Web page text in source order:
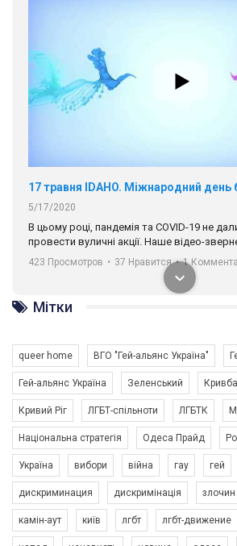
5/17/2020
В цьому році, пандемія та COVІD-19 не
провести вуличні акції. Наше відео-
навіть коли ми у різних містах та не
разом. Ми закликаємо всіх хто поділяє
солідарності, приєднатися до нас.
ГАУ є в 16 областях України.
Разом наш голос лунає гучніше!
423 Просмотров • 37 Нравится • 1
6/30/2017
Емоційний та вражаючий промо-ролік на
Мітки
queer home ВГО "Гей-альянс Україна"
Гей-альянс Україна Зеленський
Кривий Ріг ЛГБТ-спільноти ЛГБТК
Національна стратегія Одеса Прайд
Україна вибори війна гау гей
дискриминация дискримінація злочин
камін-аут київ лгбт лгбт-движение